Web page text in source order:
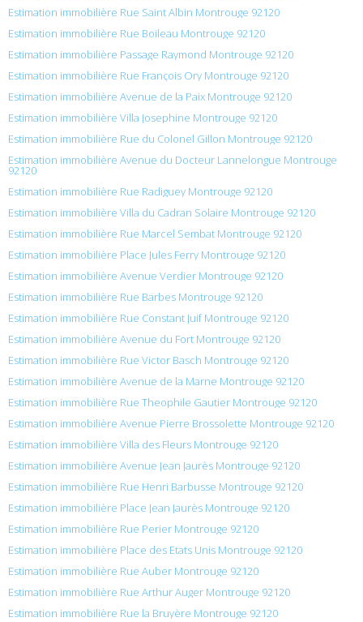
Estimation immobilière Rue Saint Albin Montrouge 92120
Estimation immobilière Rue Boileau Montrouge 92120
Estimation immobilière Passage Raymond Montrouge 92120
Estimation immobilière Rue François Ory Montrouge 92120
Estimation immobilière Avenue de la Paix Montrouge 92120
Estimation immobilière Villa Josephine Montrouge 92120
Estimation immobilière Rue du Colonel Gillon Montrouge 92120
Estimation immobilière Avenue du Docteur Lannelongue Montrouge
92120
Estimation immobilière Rue Radiguey Montrouge 92120
Estimation immobilière Villa du Cadran Solaire Montrouge 92120
Estimation immobilière Rue Marcel Sembat Montrouge 92120
Estimation immobilière Place Jules Ferry Montrouge 92120
Estimation immobilière Avenue Verdier Montrouge 92120
Estimation immobilière Rue Barbes Montrouge 92120
Estimation immobilière Rue Constant Juif Montrouge 92120
Estimation immobilière Avenue du Fort Montrouge 92120
Estimation immobilière Rue Victor Basch Montrouge 92120
Estimation immobilière Avenue de la Marne Montrouge 92120
Estimation immobilière Rue Theophile Gautier Montrouge 92120
Estimation immobilière Avenue Pierre Brossolette Montrouge 92120
Estimation immobilière Villa des Fleurs Montrouge 92120
Estimation immobilière Avenue Jean Jaurès Montrouge 92120
Estimation immobilière Rue Henri Barbusse Montrouge 92120
Estimation immobilière Place Jean Jaurès Montrouge 92120
Estimation immobilière Rue Perier Montrouge 92120
Estimation immobilière Place des Etats Unis Montrouge 92120
Estimation immobilière Rue Auber Montrouge 92120
Estimation immobilière Rue Arthur Auger Montrouge 92120
Estimation immobilière Rue la Bruyère Montrouge 92120